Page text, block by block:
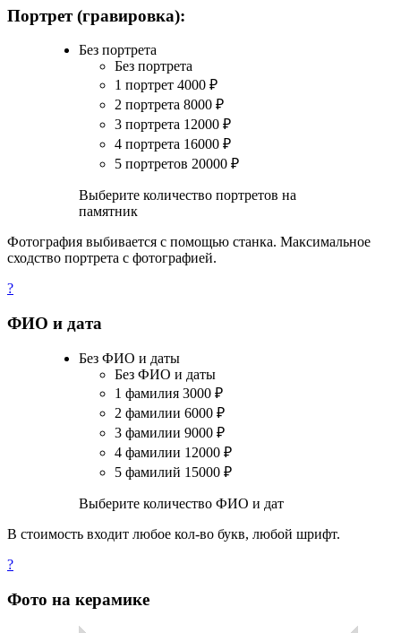
Портрет (гравировка):
Без портрета
Без портрета
1 портрет 4000 ₽
2 портрета 8000 ₽
3 портрета 12000 ₽
4 портрета 16000 ₽
5 портретов 20000 ₽
Выберите количество портретов на
памятник
Фотография выбивается с помощью станка. Максимальное
сходство портрета с фотографией.
?
ФИО и дата
Без ФИО и даты
Без ФИО и даты
1 фамилия 3000 ₽
2 фамилии 6000 ₽
3 фамилии 9000 ₽
4 фамилии 12000 ₽
5 фамилий 15000 ₽
Выберите количество ФИО и дат
В стоимость входит любое кол-во букв, любой шрифт.
?
Фото на керамике